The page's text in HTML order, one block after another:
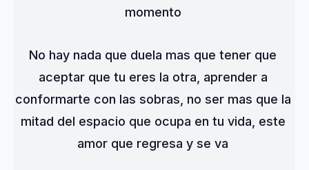
momento
No hay nada que duela mas que tener que
aceptar que tu eres la otra, aprender a
conformarte con las sobras, no ser mas que la
mitad del espacio que ocupa en tu vida, este
amor que regresa y se va